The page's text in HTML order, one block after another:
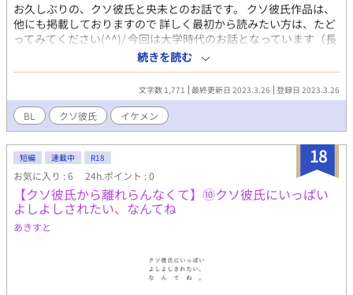
お久しぶりの、クソ彼氏と央未とのお話です。 クソ彼氏作品は、
他にも掲載しておりますので 詳しく最初から読みたい方は、たど
ってみてください(^^)/ 今回は大学時代のお話となっています（長
い休みは同棲していた２人です） 登場人物 朔 央未いわく、クソ
彼氏。 自由人で何事も たおやかに受け流してしまう。 風のような
青年。 久しぶりに央未と再会して 心が暴風域。 自分の心には、
少しうとい。 とりあえず央未の顔は好き。 央未 朔に逃げられたせ
いで すっかり性格が、ねじ曲がり 素直さを忘れてしまった。 でも
時々、強がる事を忘れ 無邪気になる。 しらずしらず、彼氏を 束縛
しちゃう系。 元は、人当たりがいい好青年。
続きを読む
文字数 1,771 最終更新日 2023.3.26 登録日 2023.3.26
BL クソ彼氏 イケメン
18
短編 連載中 R18
お気に入り : 6 24h.ポイント : 0
【クソ彼氏から離れらんなくて】⑩クソ彼氏にいっぱい
よしよしされたい、なんてね
あきすと